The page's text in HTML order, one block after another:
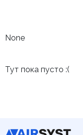
None
Тут пока пусто :(